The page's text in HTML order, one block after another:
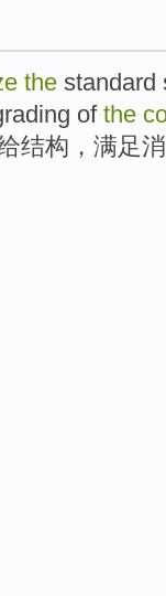
the standard
of the
结构 ， 满足